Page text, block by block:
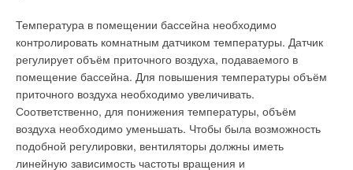
Температура в помещении бассейна необходимо
контролировать комнатным датчиком температуры. Датчик
регулирует объём приточного воздуха, подаваемого в
помещение бассейна. Для повышения температуры объём
приточного воздуха необходимо увеличивать.
Соответственно, для понижения температуры, объём
воздуха необходимо уменьшать. Чтобы была возможность
подобной регулировки, вентиляторы должны иметь
линейную зависимость частоты вращения и
сетей. Хотя при определенных условиях (при прокладке и
строительстве новых эффективно изолированных сетей; для объектов
с современными низкотемпературными системами отопления/
охлаждения; для систем тепло/холодоснабжения собственных
мощностей предприятий и пр.) этого вполне достаточно. При этом,
линейка промышленных тепловых насосов Mammoth включает модели
с температурой подачи 80, 90 и 105С (паровые модели).
Комментарий полезен?
ДА НЕТ